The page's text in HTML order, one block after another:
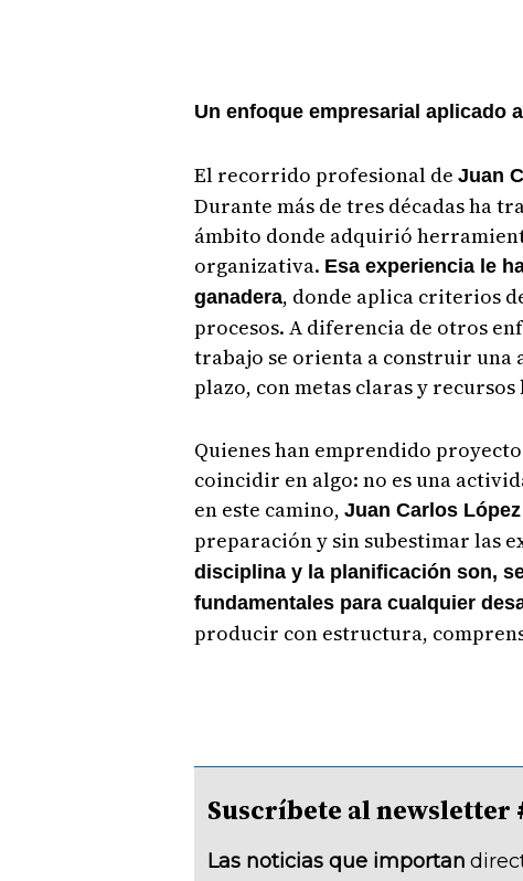
Un enfoque empresarial aplicado
El recorrido profesional de Juan
Durante más de tres décadas ha
ámbito donde adquirió
organizativa. Esa experiencia le
ganadera, donde aplica criterios
procesos. A diferencia de otros
trabajo se orienta a construir una
plazo, con metas claras y
Quienes han emprendido
coincidir en algo: no es una
en este camino, Juan Carlos
preparación y sin subestimar las
disciplina y la planificación son,
fundamentales para cualquier
producir con estructura,
Suscríbete al newsletter
Las noticias que importan